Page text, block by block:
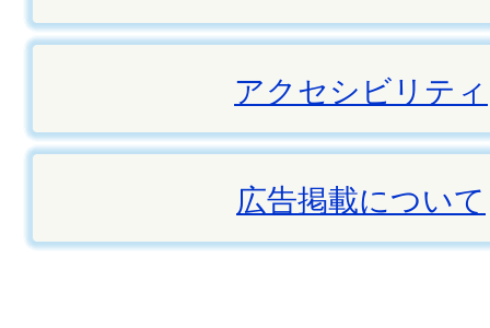
アクセシビリティ
広告掲載について